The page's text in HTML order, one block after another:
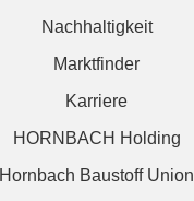
Nachhaltigkeit
Marktfinder
Karriere
HORNBACH Holding
Hornbach Baustoff Union